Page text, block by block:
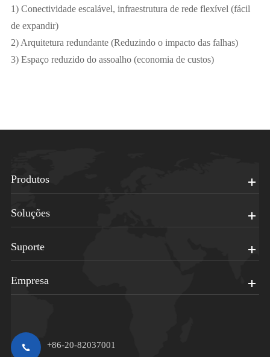
1) Conectividade escalável, infraestrutura de rede flexível (fácil
de expandir)
2) Arquitetura redundante (Reduzindo o impacto das falhas)
3) Espaço reduzido do assoalho (economia de custos)
Produtos
Soluções
Suporte
Empresa
+86-20-82037001